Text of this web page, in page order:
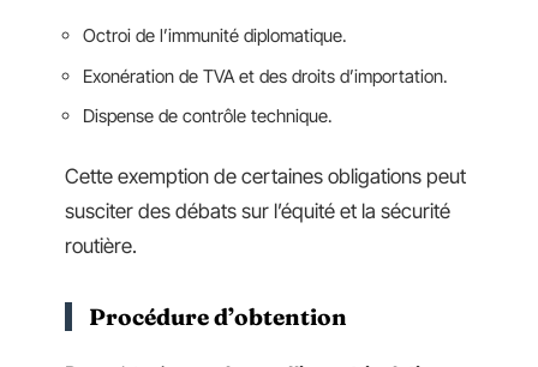
Octroi de l’immunité diplomatique.
Exonération de TVA et des droits d’importation.
Dispense de contrôle technique.
Cette exemption de certaines obligations peut
susciter des débats sur l’équité et la sécurité
routière.
Procédure d’obtention